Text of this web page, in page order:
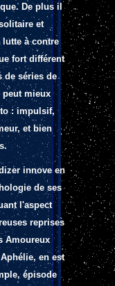
De plus il
et
à contre
fort différent
de séries de
mieux
: impulsif,
et bien
innove en
de ses
l'aspect
reprises
Amoureux
en est
épisode